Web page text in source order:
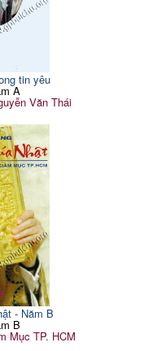
tin yêu
A
Văn Thái
- Năm B
B
Mục TP. HCM